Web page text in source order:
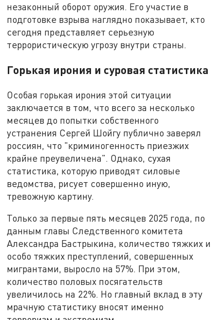
незаконный оборот оружия. Его участие в
подготовке взрыва наглядно показывает, кто
сегодня представляет серьезную
террористическую угрозу внутри страны.
Горькая ирония и суровая статистика
Особая горькая ирония этой ситуации
заключается в том, что всего за несколько
месяцев до попытки собственного
устранения Сергей Шойгу публично заверял
россиян, что "криминогенность приезжих
крайне преувеличена". Однако, сухая
статистика, которую приводят силовые
ведомства, рисует совершенно иную,
тревожную картину.
Только за первые пять месяцев 2025 года, по
данным главы Следственного комитета
Александра Бастрыкина, количество тяжких и
особо тяжких преступлений, совершенных
мигрантами, выросло на 57%. При этом,
количество половых посягательств
увеличилось на 22%. Но главный вклад в эту
мрачную статистику вносят именно